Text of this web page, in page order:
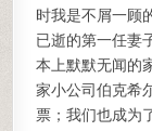
时我是不屑一顾
已逝的第一任妻
本上默默无闻的
家小公司伯克希
票；我们也成为